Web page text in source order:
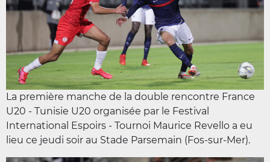
La première manche de la double rencontre France
U20 - Tunisie U20 organisée par le Festival
International Espoirs - Tournoi Maurice Revello a eu
lieu ce jeudi soir au Stade Parsemain (Fos-sur-Mer).